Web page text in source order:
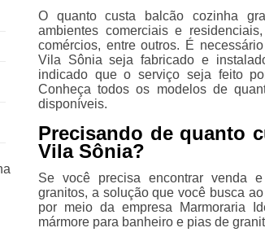
O quanto custa balcão cozinha
ambientes comerciais e
comércios, entre outros. É
Vila Sônia seja fabricado e
indicado que o serviço seja feito
Conheça todos os modelos de
disponíveis.
Precisando de quanto
Vila Sônia?
Se você precisa encontrar venda
granitos, a solução que você busca
por meio da empresa Marmoraria
mármore para banheiro e pias de